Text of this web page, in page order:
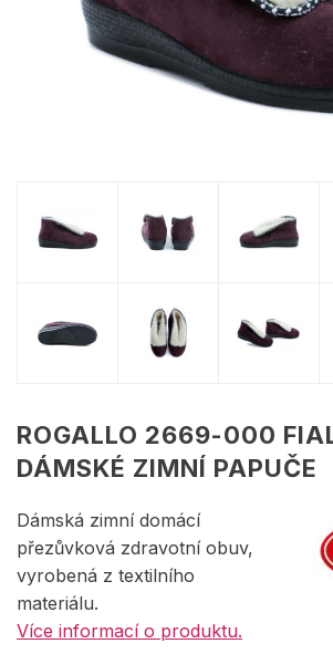
ROGALLO 2669-000
DÁMSKÉ ZIMNÍ PAPUČE
Dámská zimní domácí
přezůvková zdravotní obuv,
vyrobená z textilního
materiálu.
Více informací o produktu.